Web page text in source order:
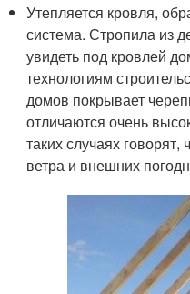
Утепляется кровля,
система. Стропила из
увидеть под кровлей
технологиям
домов покрывает
отличаются очень
таких случаях
ветра и внешних